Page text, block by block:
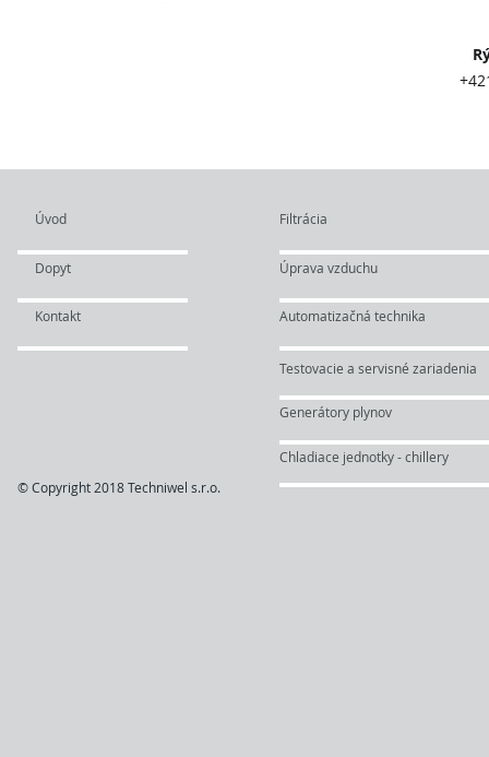
Rýchly
+421 903 417
© Copyright 2018 Techniwel s.r.o.
Kontakt Automatizačná technika
Úprava vzduchu
Dopyt
Filtrácia
Testovacie a servisné zariadenia
Úvod
Generátory plynov
Chladiace jednotky - chillery